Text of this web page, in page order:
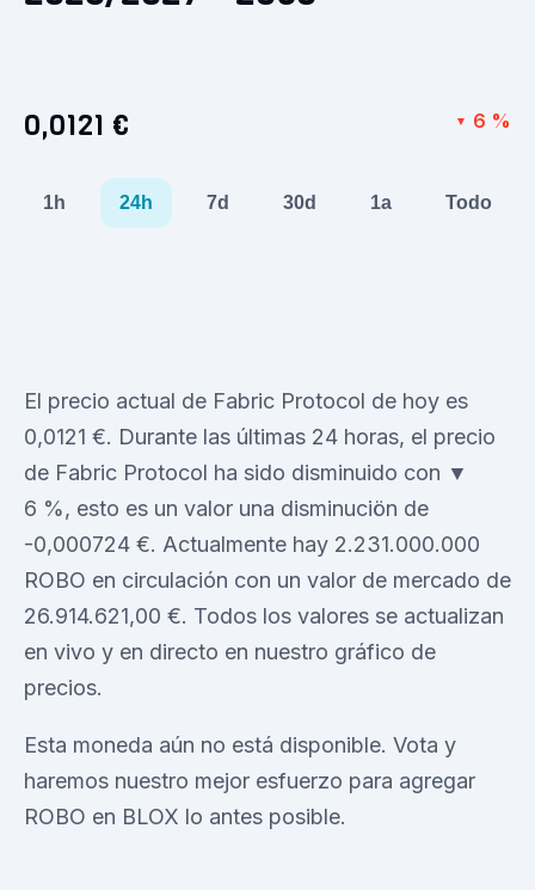
0,0121 € ▼ 6 %
1h 24h 7d 30d 1a Todo
El precio actual de Fabric Protocol de hoy es
0,0121 €. Durante las últimas 24 horas, el precio
de Fabric Protocol ha sido disminuido con ▼
6 %, esto es un valor una disminuciön de
-0,000724 €. Actualmente hay 2.231.000.000
ROBO en circulación con un valor de mercado de
26.914.621,00 €. Todos los valores se actualizan
en vivo y en directo en nuestro gráfico de
precios.
Esta moneda aún no está disponible. Vota y
haremos nuestro mejor esfuerzo para agregar
ROBO en BLOX lo antes posible.